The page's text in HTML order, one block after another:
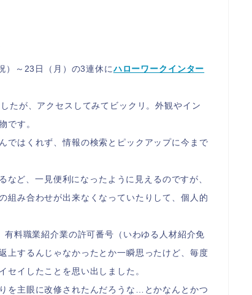
）～23日（月）の3連休にハローワークインター
たが、アクセスしてみてビックリ。外観やイン
です。
ではくれず、情報の検索とピックアップに今まで
ど、一見便利になったように見えるのですが、
組み合わせが出来なくなっていたりして、個人的
料職業紹介業の許可番号（いわゆる人材紹介免
上するんじゃなかったとか一瞬思ったけど、毎度
セイしたことを思い出しました。
を主眼に改修されたんだろうな
…とかなんとかつ